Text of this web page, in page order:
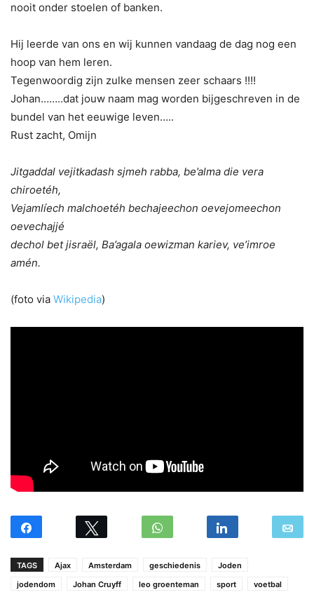
nooit onder stoelen of banken.
Hij leerde van ons en wij kunnen vandaag de dag nog een
hoop van hem leren.
Tegenwoordig zijn zulke mensen zeer schaars !!!!
Johan……..dat jouw naam mag worden bijgeschreven in de
bundel van het eeuwige leven…..
Rust zacht, Omijn
Jitgaddal vejitkadash sjmeh rabba, be’alma die vera
chiroetéh,
Vejamlíech malchoetéh bechajeechon oevejomeechon
oevechajjé
dechol bet jisraël, Ba’agala oewizman kariev, ve’imroe
amén.
(foto via Wikipedia)
TAGS Ajax Amsterdam geschiedenis
Joden
jodendom
Johan Cruyff leo groenteman sport voetbal